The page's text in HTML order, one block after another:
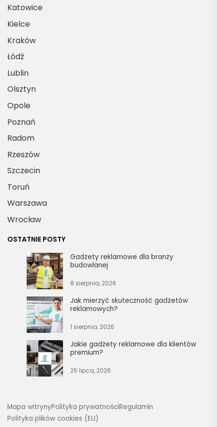
Katowice
Kielce
Kraków
Łódź
Lublin
Olsztyn
Opole
Poznań
Radom
Rzeszów
Szczecin
Toruń
Warszawa
Wrocław
OSTATNIE POSTY
Gadżety reklamowe dla branży
budowlanej
8 sierpnia, 2026
Jak mierzyć skuteczność gadżetów
reklamowych?
1 sierpnia, 2026
Jakie gadżety reklamowe dla klientów
premium?
25 lipca, 2026
Mapa witrynyPolityka prywatnościRegulamin
Polityka plików cookies (EU)